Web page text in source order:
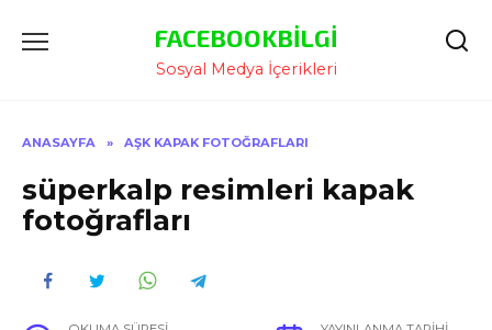
Atla
FACEBOOKBILGI
Sosyal Medya İçerikleri
ANASAYFA » AŞK KAPAK FOTOĞRAFLARI
süperkalp resimleri kapak
fotoğrafları